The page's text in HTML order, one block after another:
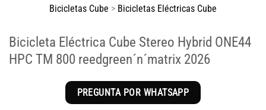
Bicicletas Cube > Bicicletas Eléctricas Cube
Bicicleta Eléctrica Cube Stereo Hybrid ONE44
HPC TM 800 reedgreen´n´matrix 2026
PREGUNTA POR WHATSAPP